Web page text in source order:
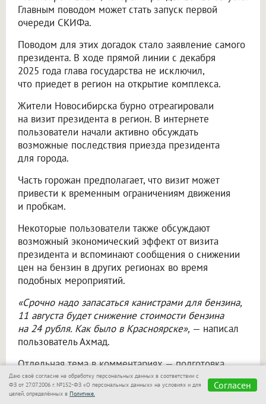
Главным поводом может стать запуск первой
очереди СКИФа.
Поводом для этих догадок стало заявление самого
президента. В ходе прямой линии с декабря
2025 года глава государства не исключил,
что приедет в регион на открытие комплекса.
Жители Новосибирска бурно отреагировали
на визит президента в регион. В интернете
пользователи начали активно обсуждать
возможные последствия приезда президента
для города.
Часть горожан предполагает, что визит может
привести к временным ограничениям движения
и пробкам.
Некоторые пользователи также обсуждают
возможный экономический эффект от визита
президента и вспоминают сообщения о снижении
цен на бензин в других регионах во время
подобных мероприятий.
«Срочно надо запасаться канистрами для бензина,
11 августа будет снижение стоимости бензина
на 24 рубля. Как было в Красноярске», — написал
пользователь Ахмад.
Отдельная тема в комментариях — подготовка
города к приезду президента. Пользователи
интересуются, какие меры безопасности будут
Даю своё согласие на обработку персональных данных в соответствии с
ФЗ от 27.07.2006 г. №152-ФЗ «О персональных данных» на условиях и для
целей, определённых в Политике.
Согласен